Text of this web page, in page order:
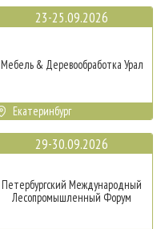
23-25.09.2026
Мебель & Деревообработка Урал
Екатеринбург
29-30.09.2026
Петербургский Международный
Лесопромышленный Форум